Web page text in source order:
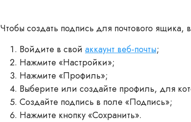
Чтобы создать подпись для почтового
Войдите в свой аккаунт веб-почты;
Нажмите «Настройки»;
Нажмите «Профиль»;
Выберите или создайте профиль, для
Создайте подпись в поле «Подпись»;
Нажмите кнопку «Сохранить».